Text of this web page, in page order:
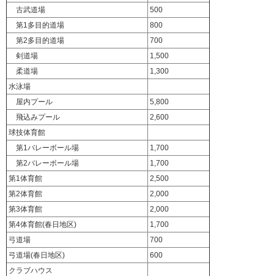
古武道場
500
第1多目的道場
800
第2多目的道場
700
剣道場
1,500
柔道場
1,300
水泳場
屋内プール
5,800
飛込みプール
2,600
球技体育館
第1バレーボール場
1,700
第2バレーボール場
1,700
第1体育館
2,500
第2体育館
2,000
第3体育館
2,000
第4体育館(春日地区)
1,700
弓道場
700
弓道場(春日地区)
600
クラブハウス